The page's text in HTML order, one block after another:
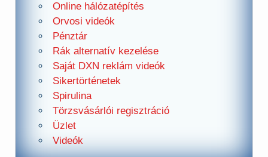
Online hálózatépítés
Orvosi videók
Pénztár
Rák alternatív kezelése
Saját DXN reklám videók
Sikertörténetek
Spirulina
Törzsvásárlói regisztráció
Üzlet
Videók